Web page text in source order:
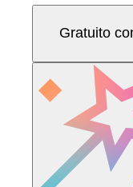
Gratuito